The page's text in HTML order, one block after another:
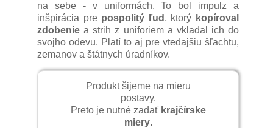
na sebe - v uniformách. To bol impulz a
inšpirácia pre pospolitý ľud , ktorý kopíroval
zdobenie a strih z uniforiem a vkladal ich do
svojho odevu. Platí to aj pre vtedajšiu šľachtu,
zemanov a štátnych úradníkov.
Produkt šijeme na mieru
postavy.
Preto je nutné zadať krajčírske
miery.